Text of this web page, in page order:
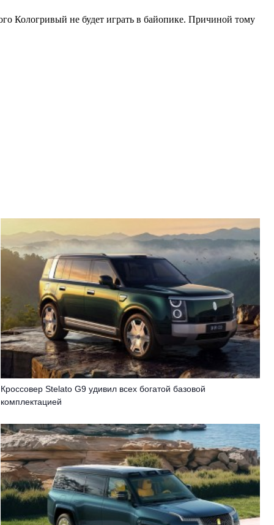
Кологривый не будет играть в байопике. Причиной тому
Кроссовер Stelato G9 удивил всех богатой базовой
комплектацией